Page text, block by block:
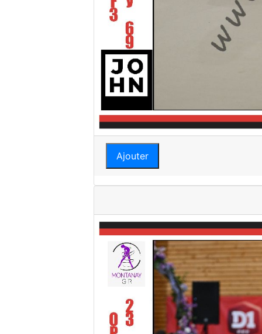
Ajouter